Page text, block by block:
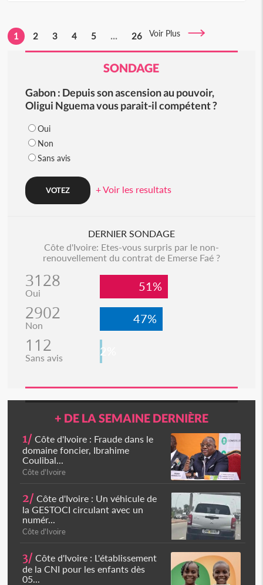
1 2 3 4 5 ... 26 Voir Plus
SONDAGE
Gabon : Depuis son ascension au pouvoir,
Oligui Nguema vous parait-il compétent ?
Oui
Non
Sans avis
+ Voir les resultats
DERNIER SONDAGE
Côte d'Ivoire: Etes-vous surpris par le non-
renouvellement du contrat de Emerse Faé ?
3128
Oui 51%
2902
Non 47%
112
Sans avis 2%
+ DE LA SEMAINE DERNIÈRE
1/ Côte d'Ivoire : Fraude dans le
domaine foncier, Ibrahime
Coulibal...
Côte d'Ivoire
2/ Côte d'Ivoire : Un véhicule de
la GESTOCI circulant avec un
numér...
Côte d'Ivoire
3/ Côte d'Ivoire : L'établissement
de la CNI pour les enfants dès
05...